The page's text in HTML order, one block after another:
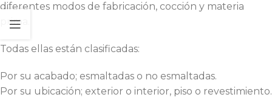
diferentes modos de fabricación, cocción y materia
prima.
Todas ellas están clasificadas:
Por su acabado; esmaltadas o no esmaltadas.
Por su ubicación; exterior o interior, piso o revestimiento.